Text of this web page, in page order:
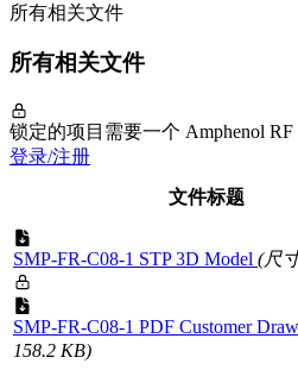
所有相关文件
所有相关文件
锁定的项目需要一个 Amphenol RF
登录/注册
文件标题
SMP-FR-C08-1 STP 3D Model (尺
SMP-FR-C08-1 PDF Customer
158.2 KB)